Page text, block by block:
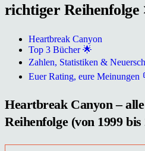
richtiger Reihenfolge
Heartbreak Canyon
Top 3 Bücher 🌟
Zahlen, Statistiken &
Euer Rating, eure Meinungen
Heartbreak Canyon –
Reihenfolge (von 1999 bis